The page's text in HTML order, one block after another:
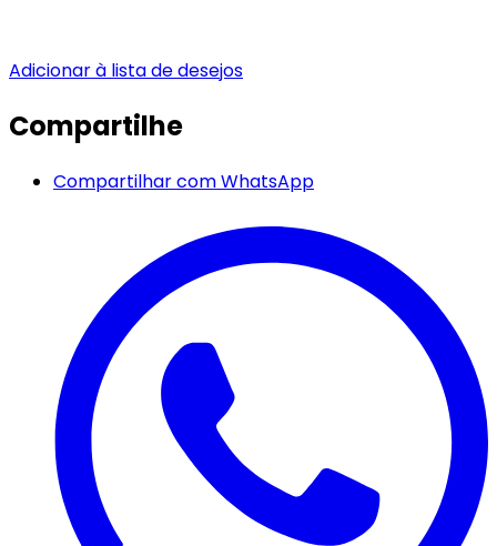
Adicionar à lista de desejos
Compartilhe
Compartilhar com WhatsApp